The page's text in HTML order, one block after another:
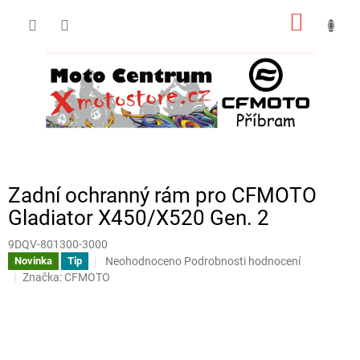
Zadní ochranný rám pro CFMOTO
Gladiator X450/X520 Gen. 2
9DQV-801300-3000
Novinka Tip
Průměrné
hodnocení
Neohodnoceno Podrobnosti hodnocení
Značka:CFMOTO